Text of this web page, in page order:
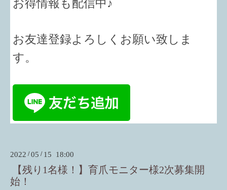
お得情報も配信中♪
お友達登録よろしくお願い致しま
す。
2022 /05 / 15 18:00
【残り1名様！】育爪モニター様2次募集開
始！